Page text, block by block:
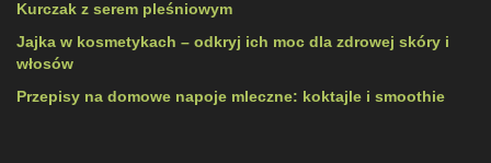
Kurczak z serem pleśniowym
Jajka w kosmetykach – odkryj ich moc dla zdrowej skóry i
włosów
Przepisy na domowe napoje mleczne: koktajle i smoothie